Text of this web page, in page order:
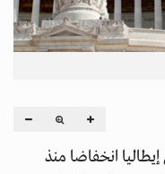
إيطاليا انخفاضا منذ